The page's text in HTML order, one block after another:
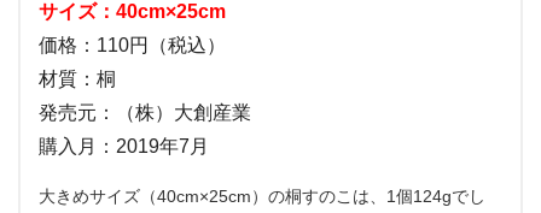
サイズ：40cm×25cm
価格：110円（税込）
材質：桐
発売元：（株）大創産業
購入月：2019年7月
大きめサイズ（40cm×25cm）の桐すのこは、1個124gでし